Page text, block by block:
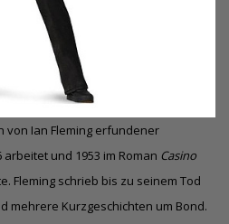
von Ian Fleming erfundener
und 1953 im Roman Casino
Fleming schrieb bis zu seinem Tod
mehrere Kurzgeschichten um Bond.